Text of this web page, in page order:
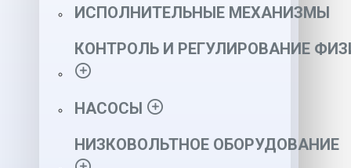
ИСПОЛНИТЕЛЬНЫЕ МЕХАНИЗМЫ
КОНТРОЛЬ И РЕГУЛИРОВАНИЕ
НАСОСЫ
НИЗКОВОЛЬТНОЕ ОБОРУДОВАНИЕ